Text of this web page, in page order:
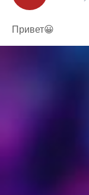
Привет😀